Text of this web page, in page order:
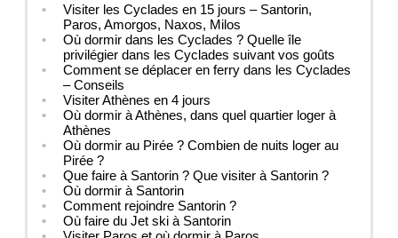
Visiter les Cyclades en 15 jours – Santorin,
Paros, Amorgos, Naxos, Milos
Où dormir dans les Cyclades ? Quelle île
privilégier dans les Cyclades suivant vos goûts
Comment se déplacer en ferry dans les Cyclades
– Conseils
Visiter Athènes en 4 jours
Où dormir à Athènes, dans quel quartier loger à
Athènes
Où dormir au Pirée ? Combien de nuits loger au
Pirée ?
Que faire à Santorin ? Que visiter à Santorin ?
Où dormir à Santorin
Comment rejoindre Santorin ?
Où faire du Jet ski à Santorin